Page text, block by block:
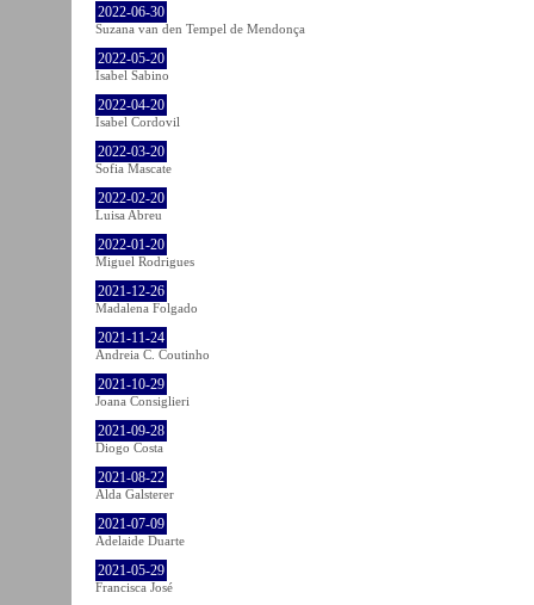
2022-06-30
Suzana van den Tempel de Mendonça
2022-05-20
Isabel Sabino
2022-04-20
Isabel Cordovil
2022-03-20
Sofia Mascate
2022-02-20
Luisa Abreu
2022-01-20
Miguel Rodrigues
2021-12-26
Madalena Folgado
2021-11-24
Andreia C. Coutinho
2021-10-29
Joana Consiglieri
2021-09-28
Diogo Costa
2021-08-22
Alda Galsterer
2021-07-09
Adelaide Duarte
2021-05-29
Francisca José